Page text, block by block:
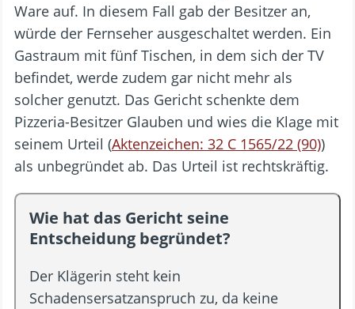
Ware auf. In diesem Fall gab der Besitzer an,
würde der Fernseher ausgeschaltet werden. Ein
Gastraum mit fünf Tischen, in dem sich der TV
befindet, werde zudem gar nicht mehr als
solcher genutzt. Das Gericht schenkte dem
Pizzeria-Besitzer Glauben und wies die Klage mit
seinem Urteil (Aktenzeichen: 32 C 1565/22 (90))
als unbegründet ab. Das Urteil ist rechtskräftig.
Wie hat das Gericht seine
Entscheidung begründet?
Der Klägerin steht kein
Schadensersatzanspruch zu, da keine